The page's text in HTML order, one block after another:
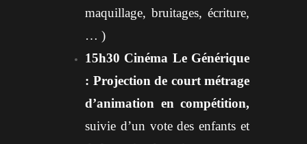
maquillage, bruitages, écriture,
… )
15h30 Cinéma Le Générique
: Projection de court métrage
d’animation en compétition,
suivie d’un vote des enfants et